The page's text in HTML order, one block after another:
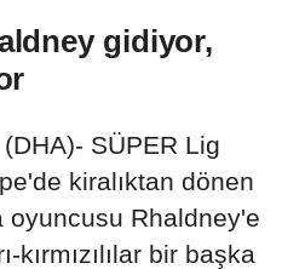
gidiyor,
SÜPER Lig
kiralıktan dönen
oyuncusu Rhaldney'e
kırmızılılar bir başka